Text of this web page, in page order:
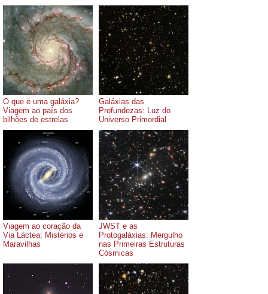
O que é uma galáxia?
Viagem ao país dos
bilhões de estrelas
Galáxias das
Profundezas: Luz do
Universo Primordial
Viagem ao coração da
Via Láctea: Mistérios e
Maravilhas
JWST e as
Protogaláxias: Mergulho
nas Primeiras Estruturas
Cósmicas